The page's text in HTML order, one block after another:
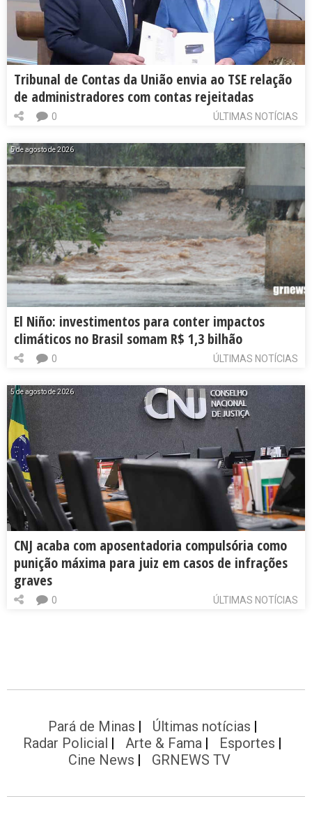
Tribunal de Contas da União envia ao TSE relação
de administradores com contas rejeitadas
ÚLTIMAS NOTÍCIAS
0
5 de agosto de 2026
El Niño: investimentos para conter impactos
climáticos no Brasil somam R$ 1,3 bilhão
ÚLTIMAS NOTÍCIAS
0
5 de agosto de 2026
CNJ acaba com aposentadoria compulsória como
punição máxima para juiz em casos de infrações
graves
ÚLTIMAS NOTÍCIAS
0
Pará de Minas
Últimas notícias
Radar Policial
Arte & Fama
Esportes
Cine News
GRNEWS TV